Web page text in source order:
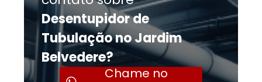
Desentupidor de
Tubulação no Jardim
Belvedere?
Chame no